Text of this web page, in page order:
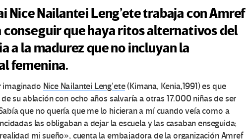
Nice Nailantei Leng’ete trabaja con Amref
conseguir que haya ritos alternativos del
a la madurez que no incluyan la
femenina.
imaginado Nice Nailantei Leng’ete(Kimana, Kenia,1991) es que
su ablación con ocho años salvaría a otras 17.000 niñas de ser
que no quería que me lo hicieran a mí cuando veía como a
las obligaban a dejar la escuela y las casaban enseguida;
mi sueño», cuenta la embajadora de la organizaciónAmref